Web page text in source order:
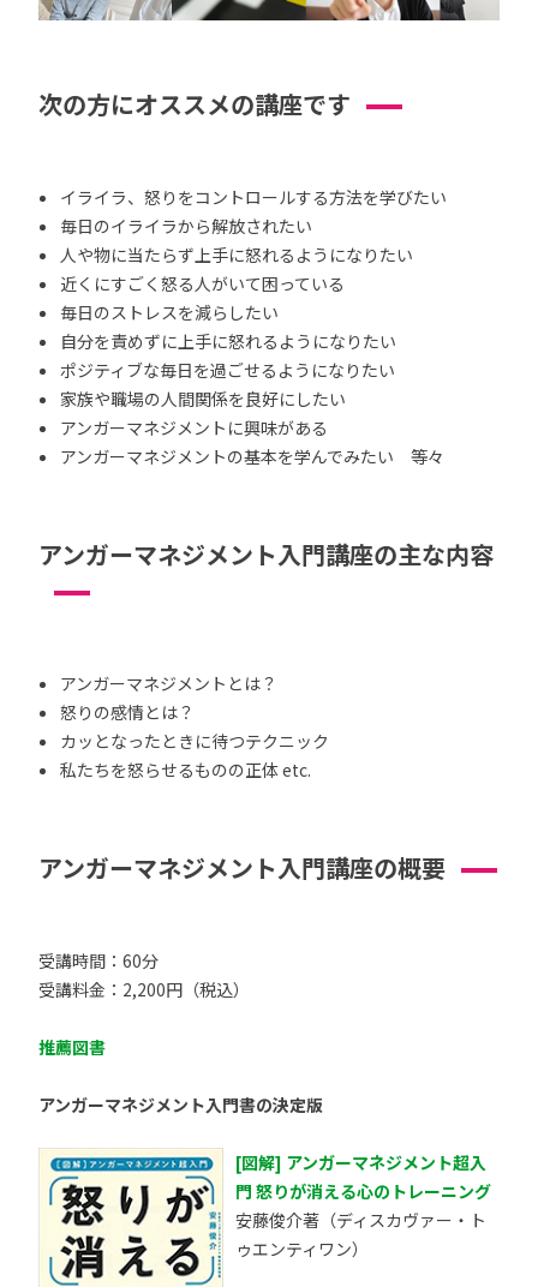
次の方にオススメの講座です
イライラ、怒りをコントロールする方法を学びたい
毎日のイライラから解放されたい
人や物に当たらず上手に怒れるようになりたい
近くにすごく怒る人がいて困っている
毎日のストレスを減らしたい
自分を責めずに上手に怒れるようになりたい
ポジティブな毎日を過ごせるようになりたい
家族や職場の人間関係を良好にしたい
アンガーマネジメントに興味がある
アンガーマネジメントの基本を学んでみたい 等々
アンガーマネジメント入門講座の主な内容
アンガーマネジメントとは？
怒りの感情とは？
カッとなったときに待つテクニック
私たちを怒らせるものの正体 etc.
アンガーマネジメント入門講座の概要
受講時間：60分
受講料金：2,200円（税込）
推薦図書
アンガーマネジメント入門書の決定版
[図解] アンガーマネジメント超入
門 怒りが消える心のトレーニング
安藤俊介著（ディスカヴァー・ト
ゥエンティワン）